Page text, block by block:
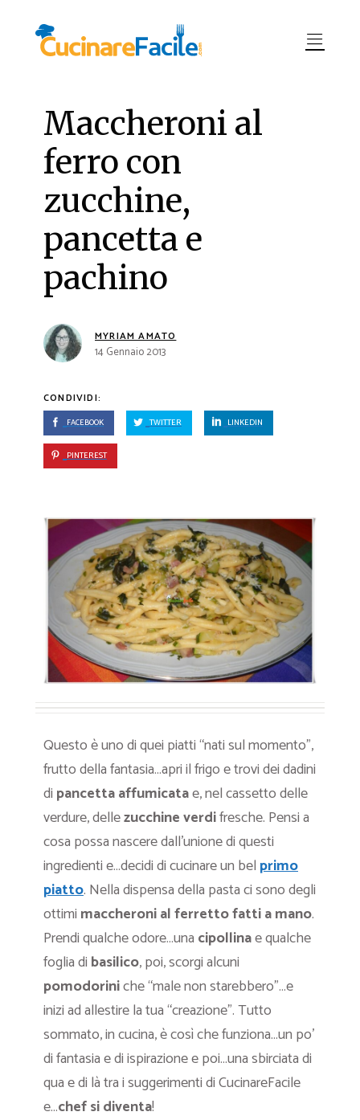
Maccheroni al
ferro con
zucchine,
pancetta e
pachino
MYRIAM AMATO
14 Gennaio 2013
CONDIVIDI:
FACEBOOK TWITTER LINKEDIN
PINTEREST
Questo è uno di quei piatti “nati sul momento”,
frutto della fantasia…apri il frigo e trovi dei dadini
di pancetta affumicatae, nel cassetto delle
verdure, dellezucchine verdifresche. Pensi a
cosa possa nascere dall’unione di questi
ingredienti e…decidi di cucinare un bel primo
piatto. Nella dispensa della pasta ci sono degli
ottimi maccheroni al ferretto fatti a mano.
Prendi qualche odore…una cipollinae qualche
foglia di basilico, poi, scorgi alcuni
pomodoriniche “male non starebbero”…e
inizi ad allestire la tua “creazione”. Tutto
sommato, in cucina, è così che funziona…un po’
di fantasia e di ispirazione e poi…una sbirciata di
qua e di là tra i suggerimenti di CucinareFacile
e…chef si diventa!